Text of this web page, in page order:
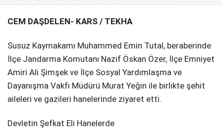
WhatsApp İhbar
Hattı
METEOROLOJI
SPOR
SERVISLER
CEM DAŞDELEN- KARS / TEKHA
Susuz Kaymakamı Muhammed Emin Tutal, beraberinde
İlçe Jandarma Komutanı Nazif Öskan Özer, İlçe Emniyet
Amiri Ali Şimşek ve İlçe Sosyal Yardımlaşma ve
Dayanışma Vakfı Müdürü Murat Yeğin ile birlikte şehit
aileleri ve gazileri hanelerinde ziyaret etti.
Devletin Şefkat Eli Hanelerde